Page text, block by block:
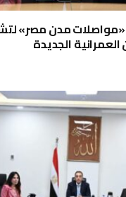
مدن مصر»
الجديدة